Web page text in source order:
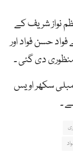
نواز شریف کے
حسن فواد اور
دی گئی ۔
سکھر اویس